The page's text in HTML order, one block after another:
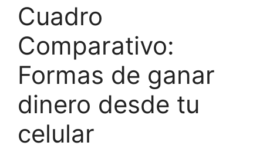
Cuadro
Comparativo:
Formas de ganar
dinero desde tu
celular